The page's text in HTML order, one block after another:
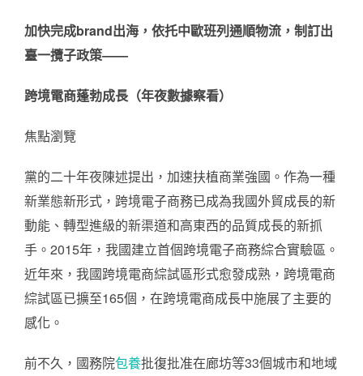
加快完成brand出海，依托中歐班列通順物流，制訂出
臺一攬子政策——
跨境電商蓬勃成長（年夜數據察看）
焦點瀏覽
黨的二十年夜陳述提出，加速扶植商業強國。作為一種
新業態新形式，跨境電子商務已成為我國外貿成長的新
動能、轉型進級的新渠道和高東西的品質成長的新抓
手。2015年，我國建立首個跨境電子商務綜合實驗區。
近年來，我國跨境電商綜試區形式愈發成熟，跨境電商
綜試區已擴至165個，在跨境電商成長中施展了主要的
感化。
前不久，國務院包養批復批准在廊坊等33個城市和地域